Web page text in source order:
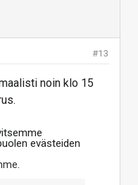
#13
noin klo 15
evästeiden